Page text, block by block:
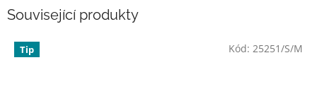
Související produkty
Tip Kód: 25251/S/M